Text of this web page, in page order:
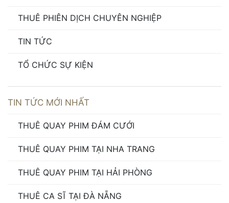
THUÊ PHIÊN DỊCH CHUYÊN NGHIỆP
TIN TỨC
TỔ CHỨC SỰ KIỆN
TIN TỨC MỚI NHẤT
THUÊ QUAY PHIM ĐÁM CƯỚI
THUÊ QUAY PHIM TẠI NHA TRANG
THUÊ QUAY PHIM TẠI HẢI PHÒNG
THUÊ CA SĨ TẠI ĐÀ NẴNG